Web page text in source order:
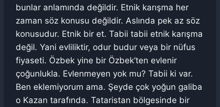
bunlar anlamında değildir. Etnik karışma her
zaman söz konusu değildir. Aslında pek az söz
konusudur. Etnik bir et. Tabii tabii etnik karışma
değil. Yani evliliktir, odur budur veya bir nüfus
fiyaseti. Özbek yine bir Özbek’ten evlenir
çoğunlukla. Evlenmeyen yok mu? Tabii ki var.
Ben eklemiyorum ama. Şeyde çok yoğun galiba
o Kazan tarafında. Tataristan bölgesinde bir